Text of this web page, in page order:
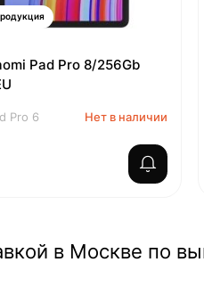
Pad Pro 8/256Gb
Pro 6 Нет в наличии
в Москве по